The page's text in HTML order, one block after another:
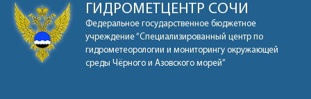
ГИДРОМЕТЦЕНТР СОЧИ
Федеральное государственное бюджетное
учреждение “Специализированный центр по
гидрометеорологии и мониторингу окружающей
среды Чёрного и Азовского морей”